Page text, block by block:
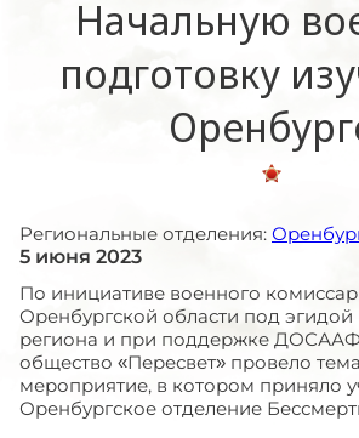
Начальную
подготовку
Региональные отделения:
5 июня 2023
По инициативе военного
Оренбургской области под эгидой
региона и при поддержке ДОСААФ
общество «Пересвет» провело
мероприятие, в котором приняло
Оренбургское отделение